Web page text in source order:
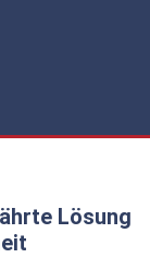
Lösung